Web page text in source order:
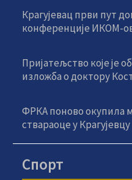
Крагујевац први пут
конференције ИКОМ-
Пријатељство које је
изложба о доктору
ФРКА поново окупила
ствараоце у Крагујевцу
Спорт